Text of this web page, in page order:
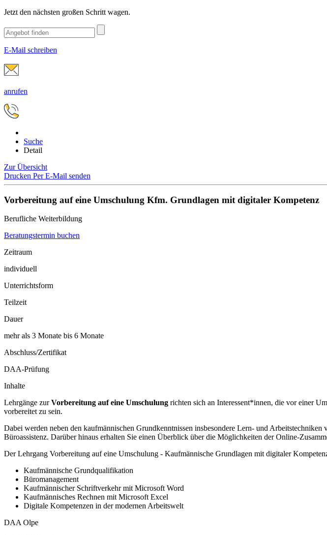
Jetzt den nächsten großen Schritt wagen.
E-Mail schreiben
anrufen
Suche
Detail
Zur Übersicht
Drucken Per E-Mail senden
Vorbereitung auf eine Umschulung Kfm. Grundlagen mit digitaler Kompetenz
Berufliche Weiterbildung
Beratungstermin buchen
Zeitraum
individuell
Unterrichtsform
Teilzeit
Dauer
mehr als 3 Monate bis 6 Monate
Abschluss/Zertifikat
DAA-Prüfung
Inhalte
Lehrgänge zurVorbereitung auf eine Umschulung richten sich an Interessent*innen, die vor einer
vorbereitet zu sein.
Dabei werden neben den kaufmännischen Grundkenntnissen insbesondere Lern- und
Büroassistenz. Darüber hinaus erhalten Sie einen Überblick über die Möglichkeiten der Online-
Der Lehrgang Vorbereitung auf eine Umschulung - Kaufmännische Grundlagen mit digitaler
Kaufmännische Grundqualifikation
Büromanagement
Kaufmännischer Schriftverkehr mit Microsoft Word
Kaufmännisches Rechnen mit Microsoft Excel
Digitale Kompetenzen in der modernen Arbeitswelt
DAA Olpe